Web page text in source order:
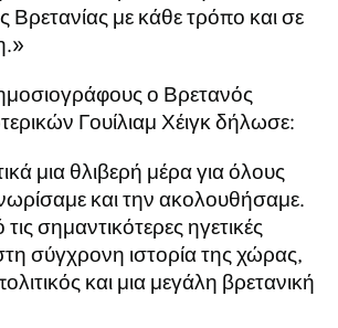
Βρετανίας με κάθε τρόπο και σε
ο Βρετανός
Γουίλιαμ Χέιγκ δήλωσε:
μια θλιβερή μέρα για όλους
και την ακολουθήσαμε.
σημαντικότερες ηγετικές
σύγχρονη ιστορία της χώρας,
και μια μεγάλη βρετανική